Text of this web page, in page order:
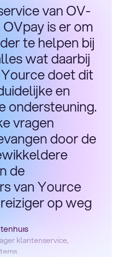
van OV-
is er om
te helpen bij
wat daarbij
doet dit
en
ondersteuning.
vragen
door de
de
van Yource
op weg
klantenservice,